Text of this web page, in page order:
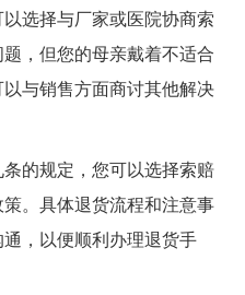
选择与厂家或医院协商索
，但您的母亲戴着不适合
与销售方面商讨其他解决
的规定，您可以选择索赔
。具体退货流程和注意事
，以便顺利办理退货手